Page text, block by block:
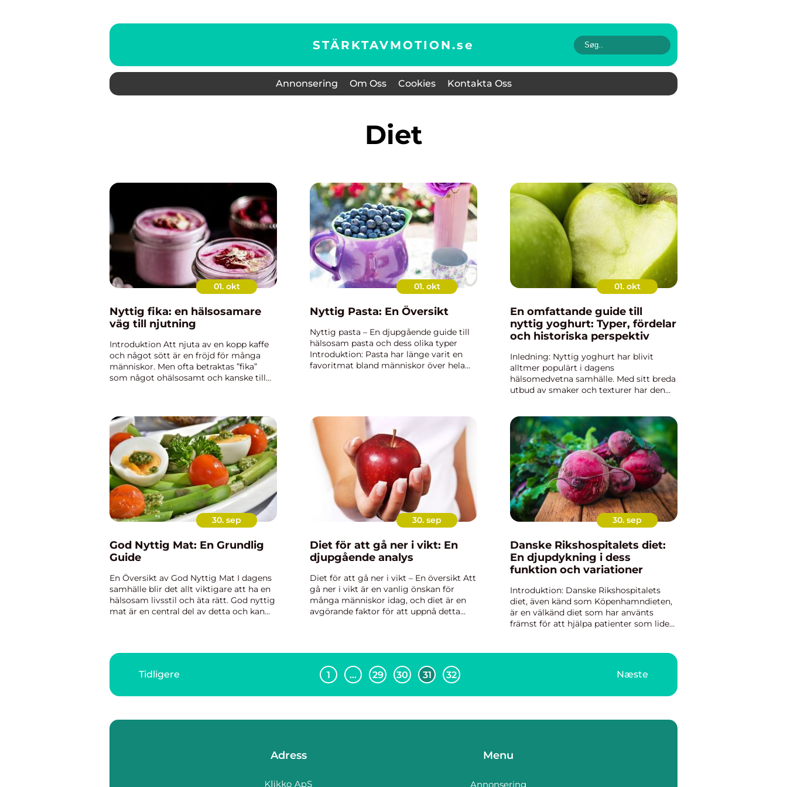
STÄRKTAVMOTION.se
Annonsering Om Oss Cookies Kontakta Oss
Diet
01. okt
Nyttig fika: en hälsosamare
väg till njutning
Introduktion Att njuta av en kopp kaffe
och något sött är en fröjd för många
människor. Men ofta betraktas ”fika”
som något ohälsosamt och kanske till
01. okt
Nyttig Pasta: En Översikt
Nyttig pasta – En djupgående guide till
hälsosam pasta och dess olika typer
Introduktion: Pasta har länge varit en
favoritmat bland människor över hela
01. okt
En omfattande guide till
nyttig yoghurt: Typer, fördelar
och historiska perspektiv
Inledning: Nyttig yoghurt har blivit
alltmer populärt i dagens
hälsomedvetna samhälle. Med sitt breda
utbud av smaker och texturer har den
utforska vad som utgör ”ny...
30. sep
God Nyttig Mat: En Grundlig
Guide
En Översikt av God Nyttig Mat I dagens
samhälle blir det allt viktigare att ha en
hälsosam livsstil och äta rätt. God nyttig
mat är en central del av detta och kan
30. sep
Diet för att gå ner i vikt: En
djupgående analys
Diet för att gå ner i vikt – En översikt Att
gå ner i vikt är en vanlig önskan för
många människor idag, och diet är en
avgörande faktor för att uppnå detta
30. sep
Danske Rikshospitalets diet:
En djupdykning i dess
funktion och variationer
Introduktion: Danske Rikshospitalets
diet, även känd som Köpenhamndieten,
är en välkänd diet som har använts
främst för att hjälpa patienter som lider
Tidligere 1 … 29 30 31 32 Næste
Adress Menu
Annonsering